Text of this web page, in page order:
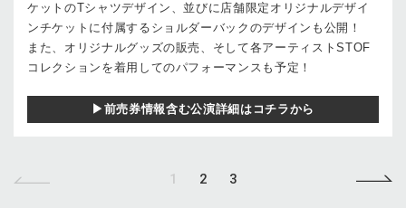
ケットのTシャツデザイン、並びに店舗限定オリジナルデザイ
ンチケットに付属するショルダーバックのデザインも公開！
また、オリジナルグッズの販売、そして各アーティストSTOF
コレクションを着用してのパフォーマンスも予定！
▶前売券情報含む公演詳細はコチラから
1 2 3